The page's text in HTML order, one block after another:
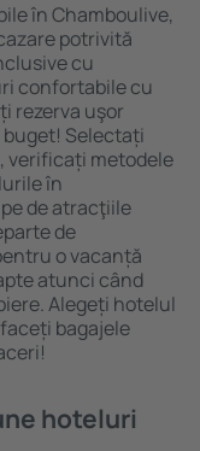
în Chamboulive,
potrivită
cu
confortabile cu
rezerva uşor
Selectați
verificați metodele
în
de atracţiile
de
o vacanță
atunci când
Alegeți hotelul
bagajele
hoteluri